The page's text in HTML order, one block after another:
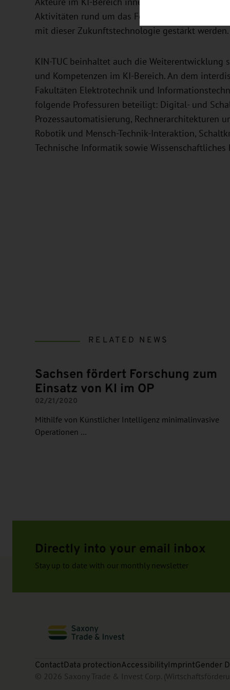
Akteure im KI-Bereich innerhalb der TU
Aktivitäten rund um das Forschungs- und
mit dieser Zukunftstechnologie gestärkt werden.
KIN-TUC beinhaltet auch die
und Kompetenzen im KI-Bereich. An dem
Fakultäten Elektrotechnik und
folgende Professuren beteiligt: Digital- und
Prozessautomatisierung, Rechnerarchitekturen
Robotik und Mensch-Technik-Interaktion,
Technische Informatik sowie Wissenschaftliches
RELATED NEWS
Sachsen fördert Forschung zum
Einsatz von KI im OP
02/21/2020
Mithilfe von Künstlicher Intelligenz minimalinvasive
Operationen …
Directly into your email inbox
Stay up to date with our monthly newsletter
ContactData protectionAccessibilityImprintGender
© 2026 Saxony Trade & Invest Corp.